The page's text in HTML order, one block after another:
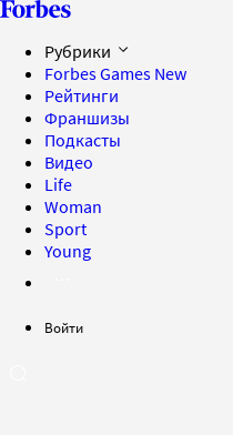
Рубрики
Forbes Games New
Рейтинги
Франшизы
Подкасты
Видео
Life
Woman
Sport
Young
Войти